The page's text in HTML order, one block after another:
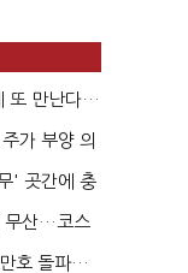
또 만난다…
가 부양 의
' 곳간에 충
무산…코스
호 돌파…